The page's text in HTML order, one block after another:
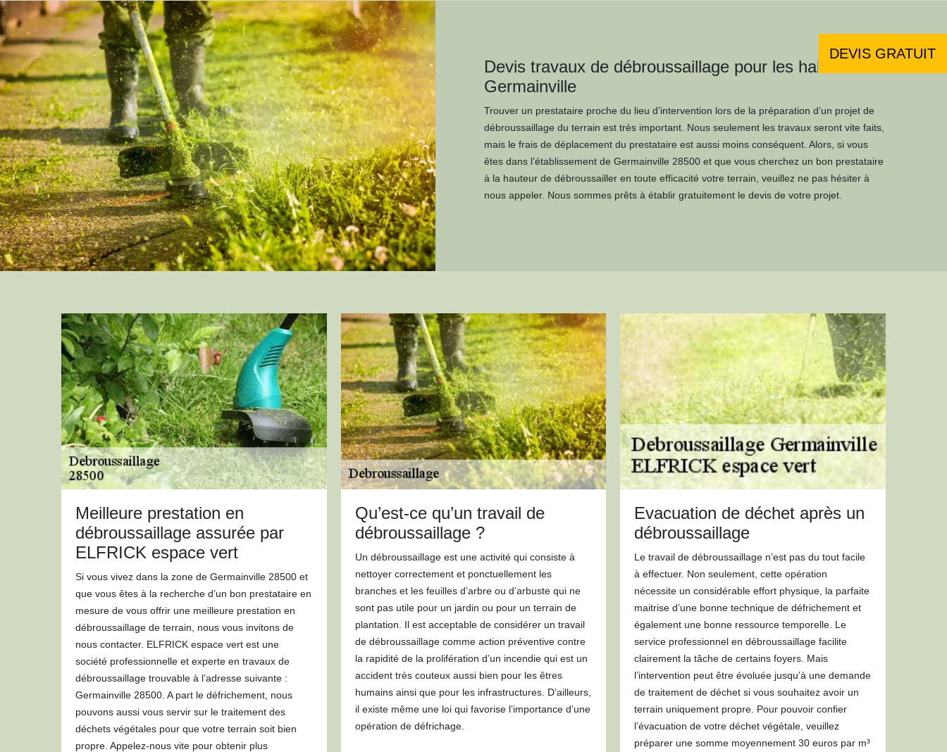
DEVIS GRATUIT
Devis travaux de débroussaillage pour les habitants à
Germainville
Trouver un prestataire proche du lieu d’intervention lors de la préparation d’un projet de
débroussaillage du terrain est très important. Nous seulement les travaux seront vite faits,
mais le frais de déplacement du prestataire est aussi moins conséquent. Alors, si vous
êtes dans l’établissement de Germainville 28500 et que vous cherchez un bon prestataire
à la hauteur de débroussailler en toute efficacité votre terrain, veuillez ne pas hésiter à
nous appeler. Nous sommes prêts à établir gratuitement le devis de votre projet.
Meilleure prestation en
débroussaillage assurée par
ELFRICK espace vert
Si vous vivez dans la zone de Germainville 28500 et
que vous êtes à la recherche d’un bon prestataire en
mesure de vous offrir une meilleure prestation en
débroussaillage de terrain, nous vous invitons de
nous contacter. ELFRICK espace vert est une
société professionnelle et experte en travaux de
débroussaillage trouvable à l’adresse suivante :
Germainville 28500. A part le défrichement, nous
pouvons aussi vous servir sur le traitement des
déchets végétales pour que votre terrain soit bien
propre. Appelez-nous vite pour obtenir plus
Qu’est-ce qu’un travail de
débroussaillage ?
Un débroussaillage est une activité qui consiste à
nettoyer correctement et ponctuellement les
branches et les feuilles d’arbre ou d’arbuste qui ne
sont pas utile pour un jardin ou pour un terrain de
plantation. Il est acceptable de considérer un travail
de débroussaillage comme action préventive contre
la rapidité de la prolifération d’un incendie qui est un
accident très couteux aussi bien pour les êtres
humains ainsi que pour les infrastructures. D’ailleurs,
il existe même une loi qui favorise l’importance d’une
opération de défrichage.
Evacuation de déchet après un
débroussaillage
Le travail de débroussaillage n’est pas du tout facile
à effectuer. Non seulement, cette opération
nécessite un considérable effort physique, la parfaite
maitrise d’une bonne technique de défrichement et
également une bonne ressource temporelle. Le
service professionnel en débroussaillage facilite
clairement la tâche de certains foyers. Mais
l’intervention peut être évoluée jusqu’à une demande
de traitement de déchet si vous souhaitez avoir un
terrain uniquement propre. Pour pouvoir confier
l’évacuation de votre déchet végétale, veuillez
préparer une somme moyennement 30 euros par m³